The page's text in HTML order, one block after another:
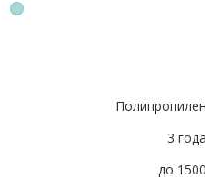
1
Полипропилен
3 года
до 1500